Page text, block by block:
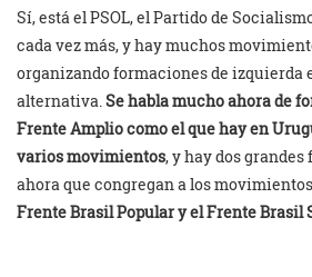
Sí, está el PSOL, el Partido de
cada vez más, y hay muchos
organizando formaciones de izquierda
alternativa. Se habla mucho ahora de
Frente Amplio como el que hay en
varios movimientos, y hay dos
ahora que congregan a los
Frente Brasil Popular y el Frente Brasil